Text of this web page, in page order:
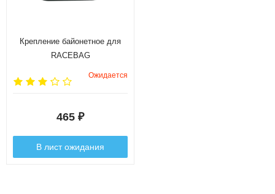
Крепление байонетное для
RACEBAG
Ожидается
465 ₽
В лист ожидания